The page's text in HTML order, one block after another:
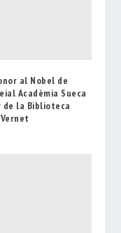
al Nobel de
Acadèmia Sueca
de la Biblioteca